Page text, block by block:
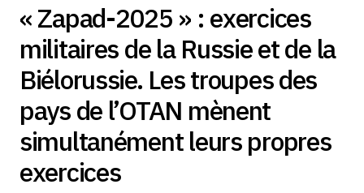
« Zapad-2025 » : exercices
militaires de la Russie et de la
Biélorussie. Les troupes des
pays de l’OTAN mènent
simultanément leurs propres
exercices